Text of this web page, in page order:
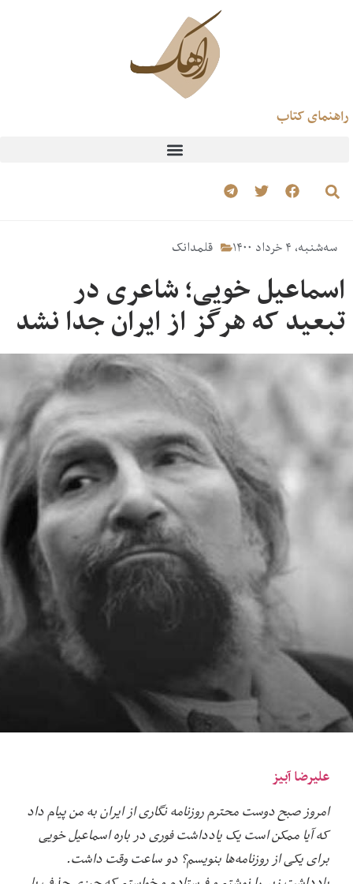
راهنمای کتاب
سه‌شنبه، ۴ خرداد ۱۴۰۰ قلمدانک
اسماعیل خویی؛ شاعری در
تبعید که هرگز از ایران جدا نشد
علیرضا آبیز
امروز صبح دوست محترم روزنامه نگاری از ایران به من پیام داد
که آیا ممکن است یک یادداشت فوری در باره اسماعیل خویی
برای یکی از روزنامه‌ها بنویسم؟ دو ساعت وقت داشت.